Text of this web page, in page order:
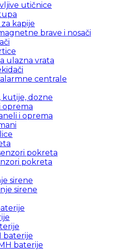
utičnice
kapije
brave i nosači
ulazna vrata
centrale
kutije, dozne
oprema
i oprema
pokreta
pokreta
sirene
sirene
baterije
baterije